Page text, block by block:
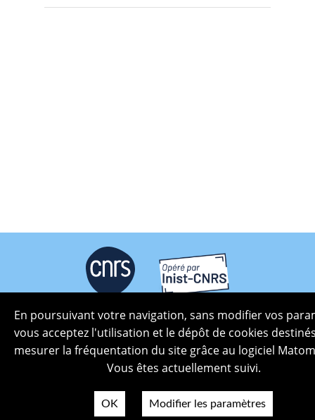
Plan du site
Politique de confidentialité
Mentions légales
Crédits photos
Accessibilité
En poursuivant votre navigation, sans modifier vos
vous acceptez l'utilisation et le dépôt de cookies
mesurer la fréquentation du site grâce au logiciel
Vous êtes actuellement suivi.
OK Modifier les paramètres